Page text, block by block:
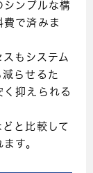
シンプルな構
費で済みま
もシステム
らせるた
抑えられる
と比較して
す。